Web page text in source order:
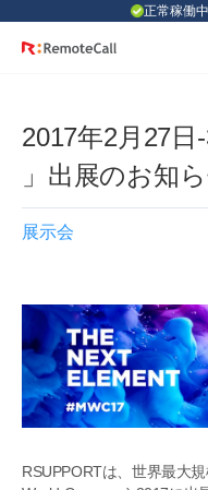
正常稼働
2017年2月27日
」出展のお知
展示会
RSUPPORTは、世界最大